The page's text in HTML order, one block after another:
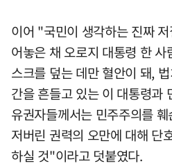
이어 "국민이 생각하는 진짜
어놓은 채 오로지 대통령 한
스크를 덮는 데만 혈안이 돼,
간을 흔들고 있는 이 대통령과
유권자들께서는 민주주의를
저버린 권력의 오만에 대해 단
하실 것"이라고 덧붙였다.